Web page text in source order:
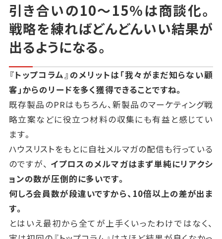
引き合いの10～15％は商談化。
戦略を練ればどんどんいい結果が
出るようになる。
『トップコラム』のメリットは「我々がまだ知らない顧
客」からのリードを多く獲得できることですね。
既存製品のPRはもちろん、新製品のマーケティング戦
略立案などに役立つ材料の収集にも有益と感じてい
ます。
ハウスリストをもとに自社メルマガの配信も行っている
のですが、 イプロスのメルマガはまず単純にリアクシ
ョンの数が圧倒的に多いです。
何しろ会員数が段違いですから、10倍以上の差が出ま
す。
とはいえ最初から全てが上手くいったわけではなく、